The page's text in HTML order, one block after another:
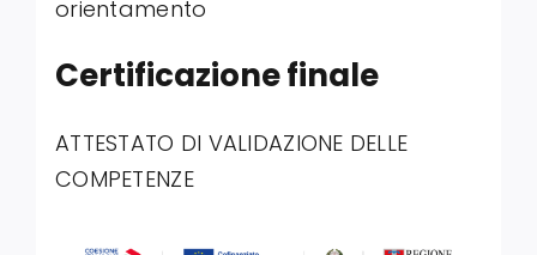
orientamento
Certificazione finale
ATTESTATO DI VALIDAZIONE DELLE
COMPETENZE